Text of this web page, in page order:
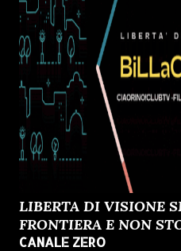
LIBERTA DI VISIONE
FRONTIERA E NON
CANALE ZERO